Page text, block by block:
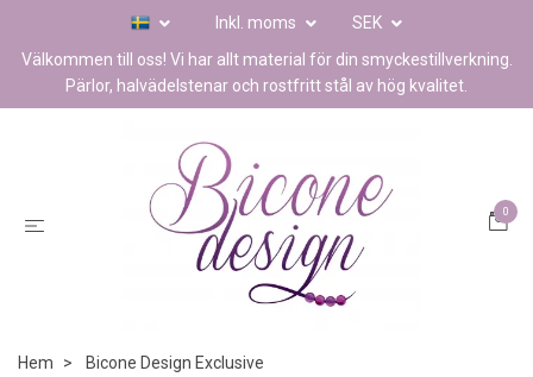
Inkl. moms
SEK
Välkommen till oss! Vi har allt material för din smyckestillverkning.
Pärlor, halvädelstenar och rostfritt stål av hög kvalitet.
0
Hem
Bicone Design Exclusive